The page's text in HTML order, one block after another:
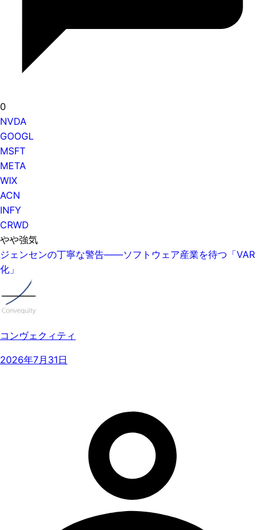
0
NVDA
GOOGL
MSFT
META
WIX
ACN
INFY
CRWD
やや強気
ジェンセンの丁寧な警告——ソフトウェア産業を待つ「VAR
化」
コンヴェクィティ
2026年7月31日